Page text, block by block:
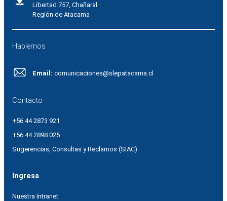
Libertad 757, Chañaral
Región de Atacama
Hablemos
Email: comunicaciones@slepatacama.cl
Contacto
+56 44 2873 921
+56 44 2898 025
Sugerencias, Consultas y Reclamos (SIAC)
Ingresa
Nuestra Intranet